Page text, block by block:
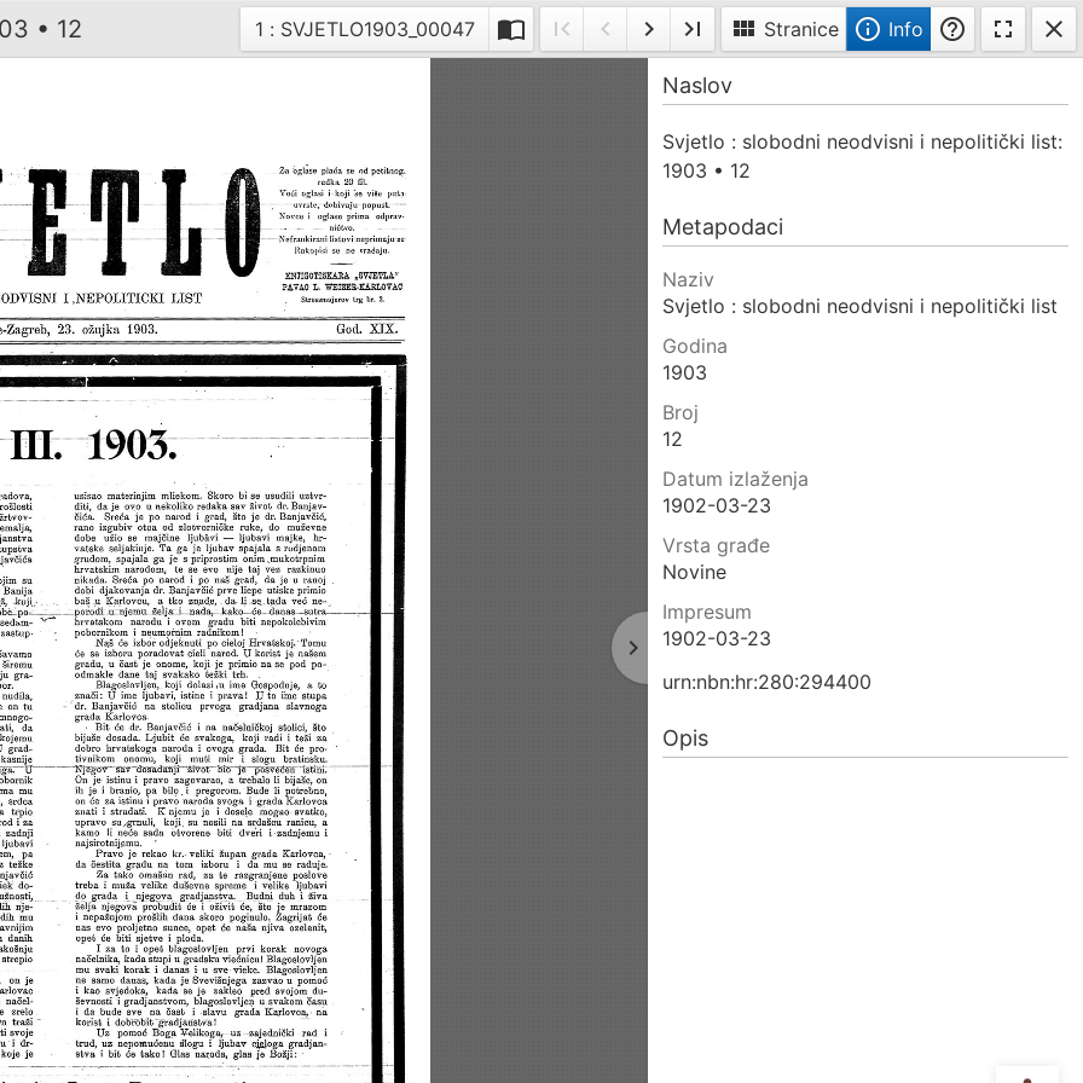
• 12 Trenutna stranica
1 : SVJETLO1903_00047 import_contacts Dvije
slike
first_page
Prva
stranica
navigate_before
Prethodna
stranica
navigate_next
Sljedeća
stranica
last_page
Posljednja
stranica
view_module Stranice info_outline Info help_outline fullscreen close
navigate_next
Sljedeća
stranica
Info
Naslov
Svjetlo : slobodni neodvisni i nepolitički list:
1903 • 12
Metapodaci
Naziv
Svjetlo : slobodni neodvisni i nepolitički list
Godina
1903
Broj
12
Datum izlaženja
1902-03-23
Vrsta građe
Novine
Impresum
1902-03-23
urn:nbn:hr:280:294400
Opis